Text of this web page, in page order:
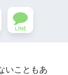
LINE
いこともあ